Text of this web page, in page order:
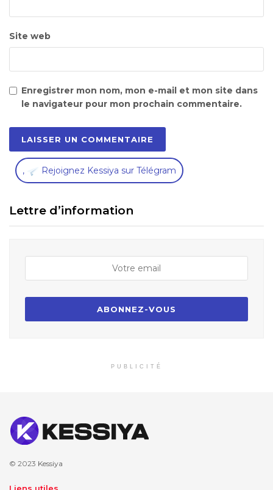
Site web
Enregistrer mon nom, mon e-mail et mon site dans
le navigateur pour mon prochain commentaire.
, Rejoignez Kessiya sur Télégram
Lettre d’information
PUBLICITÉ
© 2023 Kessiya
Liens utiles